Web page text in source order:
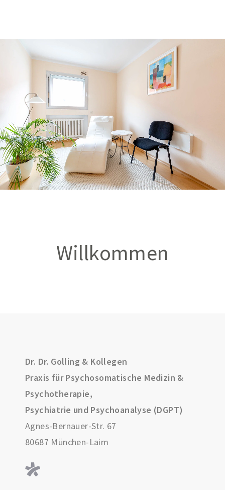
Willkommen
Dr. Dr. Golling & Kollegen
Praxis für Psychosomatische Medizin &
Psychotherapie,
Psychiatrie und Psychoanalyse (DGPT)
Agnes-Bernauer-Str. 67
80687 München-Laim